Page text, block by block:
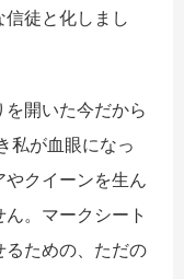
徒と化しまし
開いた今だから
私が血眼になっ
クイーンを生ん
。 マークシート
るための、ただの